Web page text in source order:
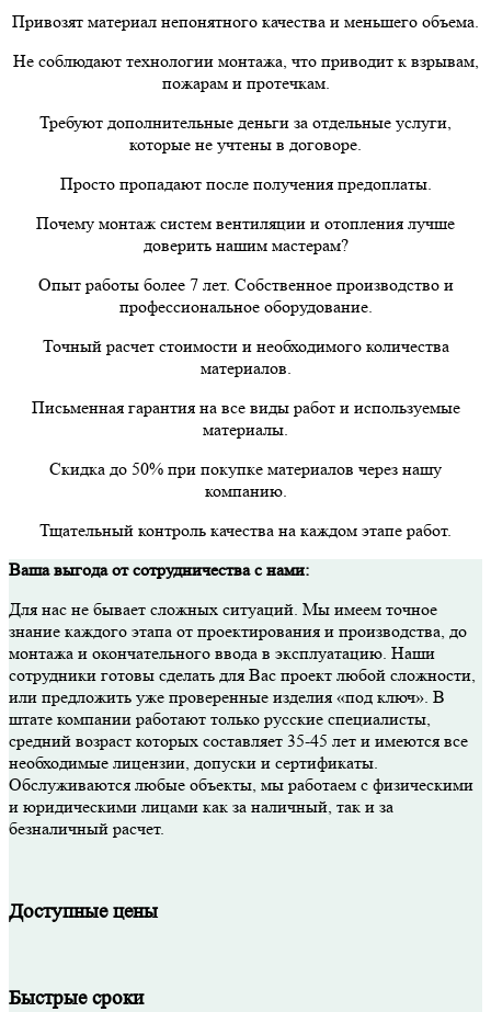
Привозят материал непонятного качества и меньшего объема.
Не соблюдают технологии монтажа, что приводит к взрывам,
пожарам и протечкам.
Требуют дополнительные деньги за отдельные услуги,
которые не учтены в договоре.
Просто пропадают после получения предоплаты.
Почему монтаж систем вентиляции и отопления лучше
доверить нашим мастерам?
Опыт работы более 7 лет. Собственное производство и
профессиональное оборудование.
Точный расчет стоимости и необходимого количества
материалов.
Письменная гарантия на все виды работ и используемые
материалы.
Скидка до 50% при покупке материалов через нашу
компанию.
Тщательный контроль качества на каждом этапе работ.
Ваша выгода от сотрудничества с нами:
Для нас не бывает сложных ситуаций. Мы имеем точное
знание каждого этапа от проектирования и производства, до
монтажа и окончательного ввода в эксплуатацию. Наши
сотрудники готовы сделать для Вас проект любой сложности,
или предложить уже проверенные изделия «под ключ». В
штате компании работают только русские специалисты,
средний возраст которых составляет 35-45 лет и имеются все
необходимые лицензии, допуски и сертификаты.
Обслуживаются любые объекты, мы работаем с физическими
и юридическими лицами как за наличный, так и за
безналичный расчет.
Доступные цены
Быстрые сроки